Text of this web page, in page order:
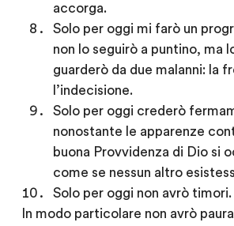
accorga.
Solo per oggi mi farò un
non lo seguirò a puntino, ma
guarderò da due malanni: la
l’indecisione.
Solo per oggi crederò
nonostante le apparenze
buona Provvidenza di Dio si
come se nessun altro
Solo per oggi non avrò timori.
In modo particolare non avrò